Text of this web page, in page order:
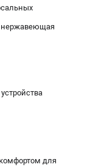
публичной
нержавеющая
для